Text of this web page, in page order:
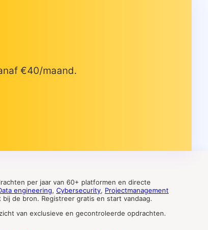
€40/maand.
per jaar van 60+ platformen en directe
engineering, Cybersecurity, Projectmanagement
de bron. Registreer gratis en start vandaag.
van exclusieve en gecontroleerde opdrachten.